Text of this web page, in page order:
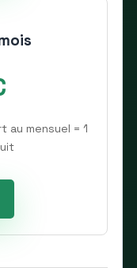
au mensuel = 1